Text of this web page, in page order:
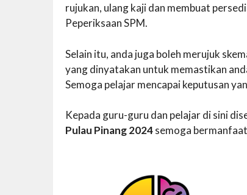
rujukan, ulang kaji dan membuat
Peperiksaan SPM.
Selain itu, anda juga boleh merujuk
yang dinyatakan untuk memastikan
Semoga pelajar mencapai keputusan
Kepada guru-guru dan pelajar di sini
Pulau Pinang 2024semoga